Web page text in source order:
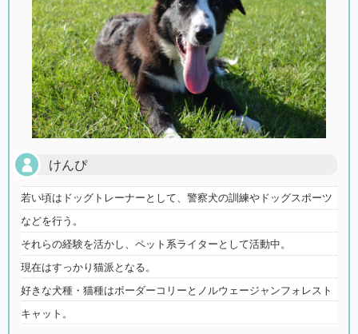
けんぴ
若い頃はドッグトレーナーとして、警察犬の訓練やドッグスポーツ
などを行う。
それらの経験を活かし、ペット系ライターとして活動中。
現在はすっかり猫派となる。
好きな犬種・猫種はボーダーコリーとノルウェージャンフォレスト
キャット。